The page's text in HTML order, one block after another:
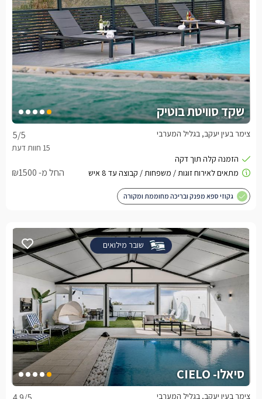
שקד סוויטת בוטיק
5/5 צימר בעין יעקב, בגליל המערבי
החל מ- ₪1500
גקוזי ספא מפנק ובריכה מחוממת ומקורה
שובר מילואים
סיאלו- CIELO
צימר בעין יעקב, בגליל המערבי